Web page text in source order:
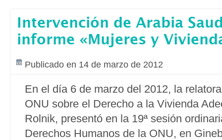
Intervención de Arabia
informe «Mujeres y
Publicado en 14 de marzo de 2012
En el día 6 de marzo del 2012, la
ONU sobre el Derecho a la Vivienda
Rolnik, presentó en la 19ª sesión
Derechos Humanos de la ONU, en